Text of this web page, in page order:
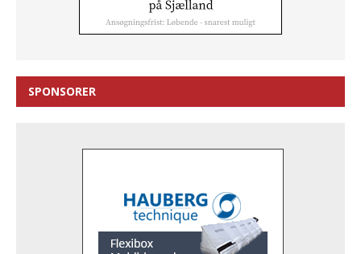
SPONSORER